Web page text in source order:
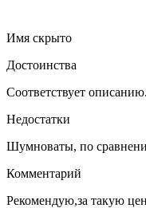
Имя скрыто
Достоинства
Соответствует
Недостатки
Шумноваты, по
Комментарий
Рекомендую,за такую